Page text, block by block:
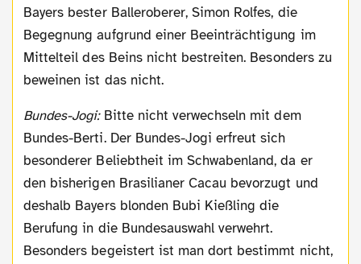
Bayers bester Balleroberer, Simon Rolfes, die
Begegnung aufgrund einer Beeinträchtigung im
Mittelteil des Beins nicht bestreiten. Besonders zu
beweinen ist das nicht.
Bundes-Jogi:Bitte nicht verwechseln mit dem
Bundes-Berti. Der Bundes-Jogi erfreut sich
besonderer Beliebtheit im Schwabenland, da er
den bisherigen Brasilianer Cacau bevorzugt und
deshalb Bayers blonden Bubi Kießling die
Berufung in die Bundesauswahl verwehrt.
Besonders begeistert ist man dort bestimmt nicht,